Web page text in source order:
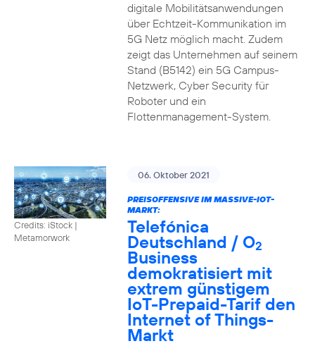
digitale Mobilitätsanwendungen
über Echtzeit-Kommunikation im
5G Netz möglich macht. Zudem
zeigt das Unternehmen auf seinem
Stand (B5142) ein 5G Campus-
Netzwerk, Cyber Security für
Roboter und ein
Flottenmanagement-System.
Credits: iStock |
Metamorwork
06. Oktober 2021
PREISOFFENSIVE IM MASSIVE-IOT-
MARKT:
Telefónica
Deutschland / O2
Business
demokratisiert mit
extrem günstigem
IoT-Prepaid-Tarif den
Internet of Things-
Markt